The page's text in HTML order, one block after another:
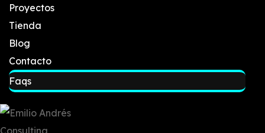
Proyectos
Tienda
Blog
Contacto
Faqs